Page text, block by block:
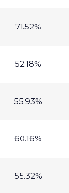
71.52%
52.18%
55.93%
60.16%
55.32%